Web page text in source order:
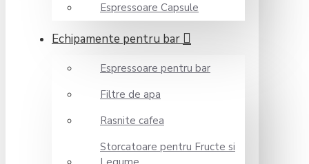
Espressoare Capsule
Echipamente pentru bar
Espressoare pentru bar
Filtre de apa
Rasnite cafea
Storcatoare pentru Fructe si